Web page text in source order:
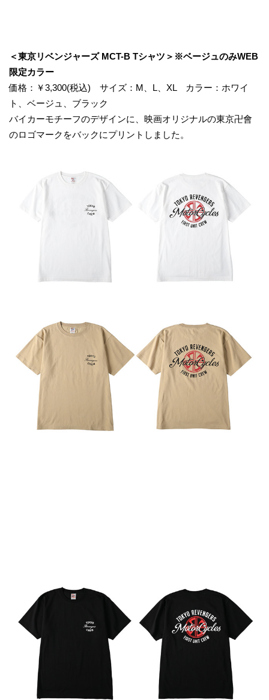
＜東京リベンジャーズ MCT-B Tシャツ＞※ベージュのみWEB
限定カラー
価格：￥3,300(税込) サイズ：M、L、XL カラー：ホワイ
ト、ベージュ、ブラック
バイカーモチーフのデザインに、映画オリジナルの東京卍會
のロゴマークをバックにプリントしました。